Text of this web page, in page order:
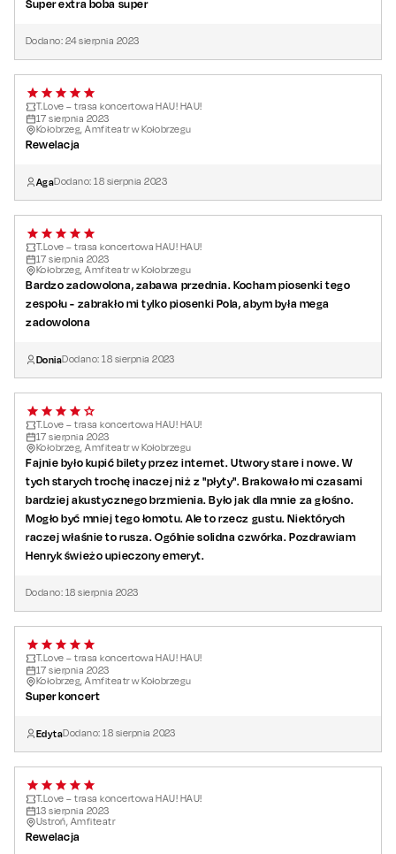
Super extra boba super
Dodano: 24sierpnia 2023
T.Love – trasa koncertowa HAU! HAU!
17 sierpnia 2023
Kołobrzeg, Amfiteatr w Kołobrzegu
Rewelacja
AgaDodano:18 sierpnia 2023
T.Love – trasa koncertowa HAU! HAU!
17 sierpnia 2023
Kołobrzeg, Amfiteatr w Kołobrzegu
Bardzo zadowolona, zabawa przednia. Kocham piosenki tego
zespołu - zabrakło mi tylko piosenki Pola, abym była mega
zadowolona
DoniaDodano:18 sierpnia 2023
T.Love – trasa koncertowa HAU! HAU!
17 sierpnia 2023
Kołobrzeg, Amfiteatr w Kołobrzegu
Fajnie było kupić bilety przez internet. Utwory stare i nowe. W
tych starych trochę inaczej niż z "płyty". Brakowało mi czasami
bardziej akustycznego brzmienia. Było jak dla mnie za głośno.
Mogło być mniej tego łomotu. Ale to rzecz gustu. Niektórych
raczej właśnie to rusza. Ogólnie solidna czwórka. Pozdrawiam
Henryk świeżo upieczony emeryt.
Dodano: 18 sierpnia 2023
T.Love – trasa koncertowa HAU! HAU!
17 sierpnia 2023
Kołobrzeg, Amfiteatr w Kołobrzegu
Super koncert
EdytaDodano:18 sierpnia 2023
T.Love – trasa koncertowa HAU! HAU!
13 sierpnia 2023
Ustroń, Amfiteatr
Rewelacja